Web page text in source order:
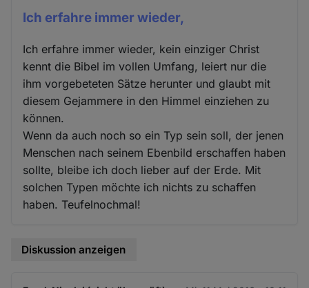
Ich erfahre immer wieder,
Ich erfahre immer wieder, kein einziger Christ
kennt die Bibel im vollen Umfang, leiert nur die
ihm vorgebeteten Sätze herunter und glaubt mit
diesem Gejammere in den Himmel einziehen zu
können.
Wenn da auch noch so ein Typ sein soll, der jenen
Menschen nach seinem Ebenbild erschaffen haben
sollte, bleibe ich doch lieber auf der Erde. Mit
solchen Typen möchte ich nichts zu schaffen
haben. Teufelnochmal!
Diskussion anzeigen